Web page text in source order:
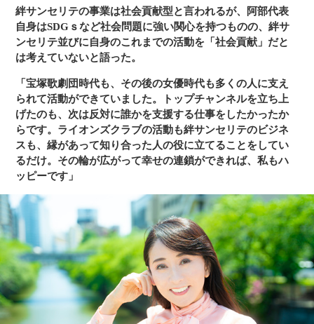
絆サンセリテの事業は社会貢献型と言われるが、阿部代表
自身はSDGｓなど社会問題に強い関心を持つものの、絆サ
ンセリテ並びに自身のこれまでの活動を「社会貢献」だと
は考えていないと語った。
「宝塚歌劇団時代も、その後の女優時代も多くの人に支え
られて活動ができていました。トップチャンネルを立ち上
げたのも、次は反対に誰かを支援する仕事をしたかったか
らです。ライオンズクラブの活動も絆サンセリテのビジネ
スも、縁があって知り合った人の役に立てることをしてい
るだけ。その輪が広がって幸せの連鎖ができれば、私もハ
ッピーです」